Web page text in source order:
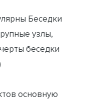
Беседки
узлы,
беседки
основную